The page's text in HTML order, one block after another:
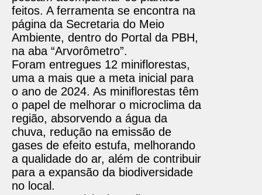
feitos. A ferramenta se encontra na
página da Secretaria do Meio
Ambiente, dentro do Portal da PBH,
na aba “Arvorômetro”.
Foram entregues 12 miniflorestas,
uma a mais que a meta inicial para
o ano de 2024. As miniflorestas têm
o papel de melhorar o microclima da
região, absorvendo a água da
chuva, redução na emissão de
gases de efeito estufa, melhorando
a qualidade do ar, além de contribuir
para a expansão da biodiversidade
no local.